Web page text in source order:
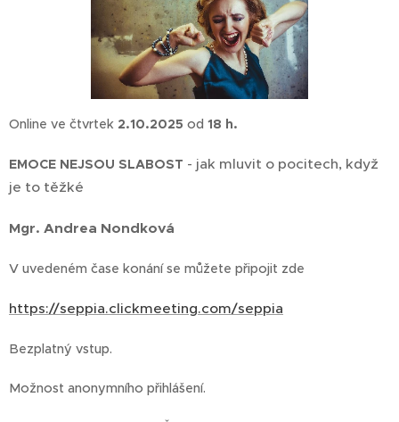
Online ve čtvrtek 2.10.2025 od 18 h.
EMOCE NEJSOU SLABOST - jak mluvit o pocitech, když
je to těžké
Mgr. Andrea Nondková
V uvedeném čase konání se můžete připojit zde 👉
https://seppia.clickmeeting.com/seppia
Bezplatný vstup.
Možnost anonymního přihlášení.